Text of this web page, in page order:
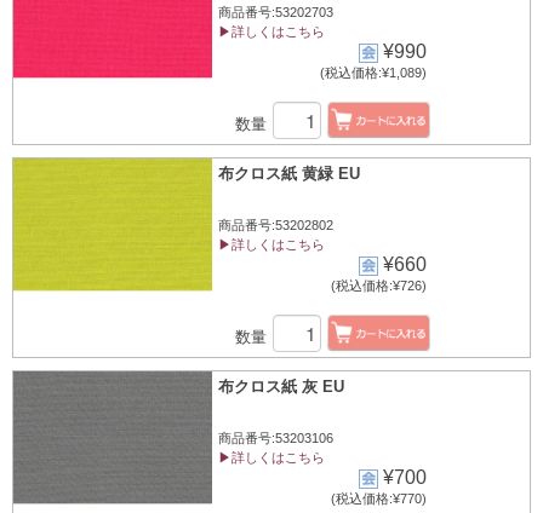
商品番号:53202703
▶詳しくはこちら
¥990
(税込価格:¥1,089)
数量
布クロス紙 黄緑 EU
商品番号:53202802
▶詳しくはこちら
¥660
(税込価格:¥726)
数量
布クロス紙 灰 EU
商品番号:53203106
▶詳しくはこちら
¥700
(税込価格:¥770)